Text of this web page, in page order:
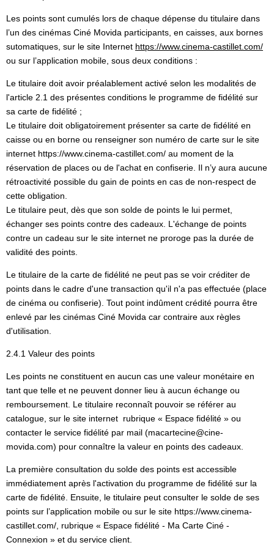
Les points sont cumulés lors de chaque dépense du titulaire dans
l’un des cinémas Ciné Movida participants, en caisses, aux bornes
sutomatiques, sur le site Internet https://www.cinema-castillet.com/
ou sur l’application mobile, sous deux conditions :
Le titulaire doit avoir préalablement activé selon les modalités de
l'article 2.1 des présentes conditions le programme de fidélité sur
sa carte de fidélité ;
Le titulaire doit obligatoirement présenter sa carte de fidélité en
caisse ou en borne ou renseigner son numéro de carte sur le site
internet https://www.cinema-castillet.com/ au moment de la
réservation de places ou de l'achat en confiserie. Il n’y aura aucune
rétroactivité possible du gain de points en cas de non-respect de
cette obligation.
Le titulaire peut, dès que son solde de points le lui permet,
échanger ses points contre des cadeaux. L'échange de points
contre un cadeau sur le site internet ne proroge pas la durée de
validité des points.
Le titulaire de la carte de fidélité ne peut pas se voir créditer de
points dans le cadre d'une transaction qu'il n'a pas effectuée (place
de cinéma ou confiserie). Tout point indûment crédité pourra être
enlevé par les cinémas Ciné Movida car contraire aux règles
d'utilisation.
2.4.1 Valeur des points
Les points ne constituent en aucun cas une valeur monétaire en
tant que telle et ne peuvent donner lieu à aucun échange ou
remboursement. Le titulaire reconnaît pouvoir se référer au
catalogue, sur le site internet rubrique « Espace fidélité » ou
contacter le service fidélité par mail (macartecine@cine-
movida.com) pour connaître la valeur en points des cadeaux.
La première consultation du solde des points est accessible
immédiatement après l'activation du programme de fidélité sur la
carte de fidélité. Ensuite, le titulaire peut consulter le solde de ses
points sur l’application mobile ou sur le site https://www.cinema-
castillet.com/, rubrique « Espace fidélité - Ma Carte Ciné -
Connexion » et du service client.